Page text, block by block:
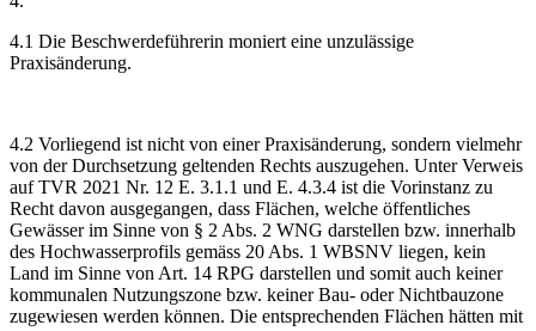
4.1 Die Beschwerdeführerin moniert eine unzulässige
Praxisänderung.
4.2 Vorliegend ist nicht von einer Praxisänderung, sondern vielmehr
von der Durchsetzung geltenden Rechts auszugehen. Unter Verweis
auf TVR 2021 Nr. 12 E. 3.1.1 und E. 4.3.4 ist die Vorinstanz zu
Recht davon ausgegangen, dass Flächen, welche öffentliches
Gewässer im Sinne von § 2 Abs. 2 WNG darstellen bzw. innerhalb
des Hochwasserprofils gemäss 20 Abs. 1 WBSNV liegen, kein
Land im Sinne von Art. 14 RPG darstellen und somit auch keiner
kommunalen Nutzungszone bzw. keiner Bau- oder Nichtbauzone
zugewiesen werden können. Die entsprechenden Flächen hätten mit